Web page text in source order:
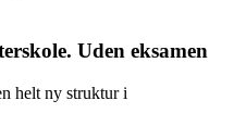
Uden eksamen
helt ny struktur i